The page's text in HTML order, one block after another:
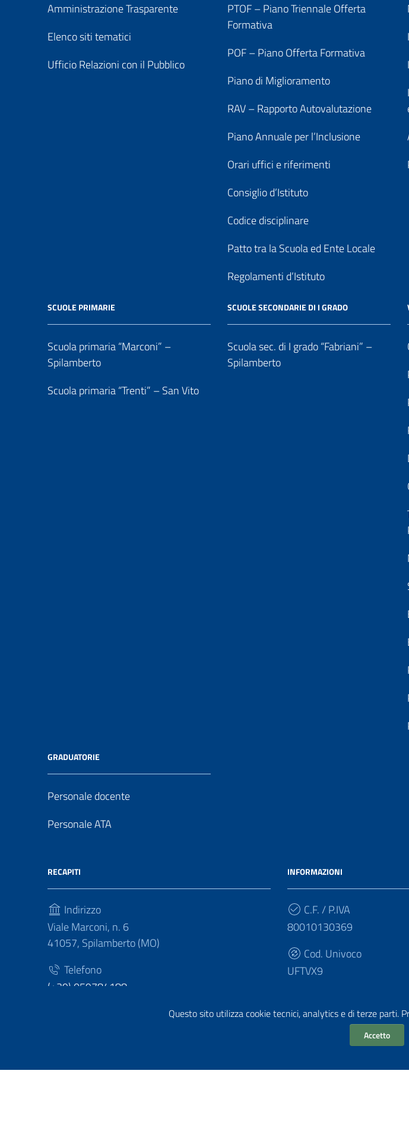
Questo sito utilizza cookie tecnici, analytics e di terze parti.
Accetto
Amministrazione Trasparente
Elenco siti tematici
Ufficio Relazioni con il Pubblico
PTOF – Piano Triennale Offerta
Formativa
POF – Piano Offerta Formativa
Piano di Miglioramento
RAV – Rapporto Autovalutazione
Piano Annuale per l’Inclusione
Orari uffici e riferimenti
Consiglio d’Istituto
Codice disciplinare
Patto tra la Scuola ed Ente Locale
Regolamenti d’Istituto
SCUOLE PRIMARIE
Scuola primaria “Marconi” –
Spilamberto
Scuola primaria “Trenti” – San Vito
SCUOLE SECONDARIE DI I GRADO
Scuola sec. di I grado “Fabriani” –
Spilamberto
GRADUATORIE
Personale docente
Personale ATA
RECAPITI
Indirizzo
Viale Marconi, n. 6
41057, Spilamberto (MO)
Telefono
(+39) 059784188
INFORMAZIONI
C.F. / P.IVA
80010130369
Cod. Univoco
UFTVX9